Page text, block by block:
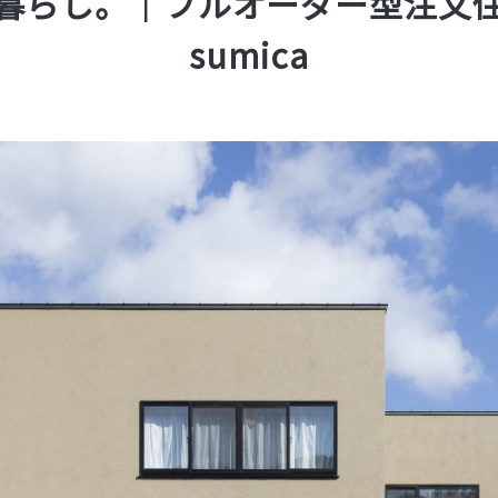
sumica